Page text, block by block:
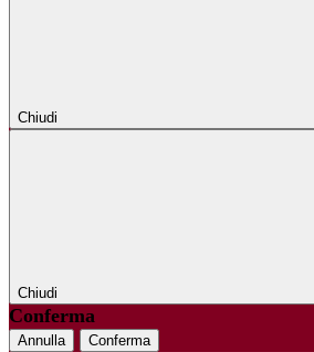
Chiudi
Chiudi
Conferma
Annulla Conferma